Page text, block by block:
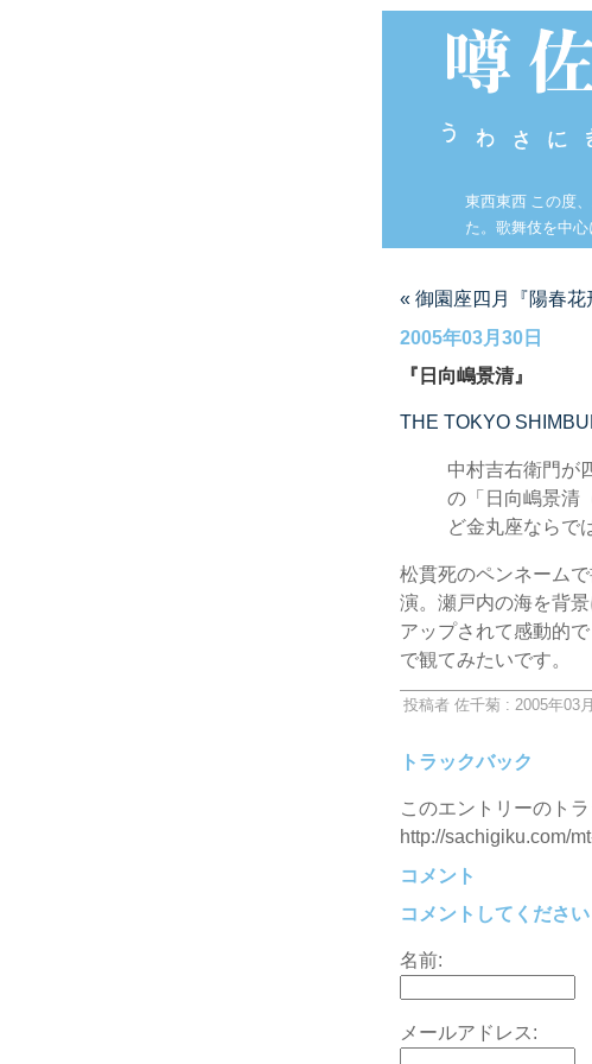
東西東西 この度
た。歌舞伎を中
« 御園座四月『陽春花
2005年03月30日
『日向嶋景清』
THE TOKYO
中村吉右衛門が
の「日向嶋景清
ど金丸座ならで
松貫死のペンネーム
演。瀬戸内の海を背
アップされて感動的
で観てみたいです。
投稿者 佐千菊 : 2005年03
トラックバック
このエントリーのト
http://sachigiku.com/
コメント
コメントしてください
名前:
メールアドレス: